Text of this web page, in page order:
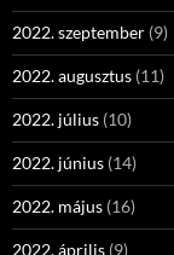
2022. szeptember (9)
2022. augusztus (11)
2022. július (10)
2022. június (14)
2022. május (16)
2022. április (9)